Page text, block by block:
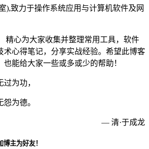
),致力于操作系统应用与计算机软件及网
精心为大家收集并整理常用工具，软件
术心得笔记，分享实战经验。希望此博客
能给大家一些或多或少的帮助！
为功，
为德。
— 清·于成龙
主为好友！